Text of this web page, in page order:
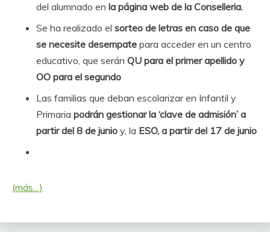
del alumnado en la página web de la Conselleria.
Se ha realizado el sorteo de letras en caso de que
se necesite desempate para acceder en un centro
educativo, que serán QU para el primer apellido y
OO para el segundo
Las familias que deban escolarizar en Infantil y
Primaria podrán gestionar la ‘clave de admisión’ a
partir del 8 de junio y, la ESO, a partir del 17 de junio
(más…)